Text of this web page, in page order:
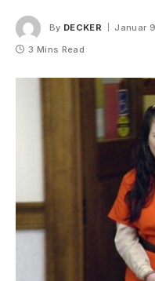
By DECKER Januar
3 Mins Read